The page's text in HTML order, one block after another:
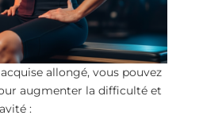
allongé, vous pouvez
augmenter la difficulté et
: